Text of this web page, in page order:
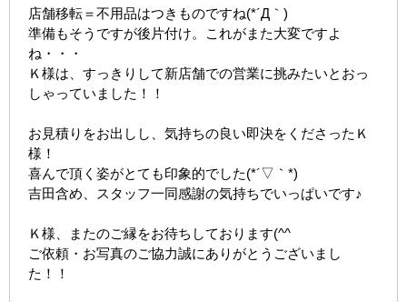
店舗移転＝不用品はつきものですね(*´Д｀)
準備もそうですが後片付け。これがまた大変ですよ
ね・・・
Ｋ様は、すっきりして新店舗での営業に挑みたいとおっ
しゃっていました！！
お見積りをお出しし、気持ちの良い即決をくださったＫ
様！
喜んで頂く姿がとても印象的でした(*´▽｀*)
吉田含め、スタッフ一同感謝の気持ちでいっぱいです♪
Ｋ様、またのご縁をお待ちしております(^^ゞ
ご依頼・お写真のご協力誠にありがとうございまし
た！！